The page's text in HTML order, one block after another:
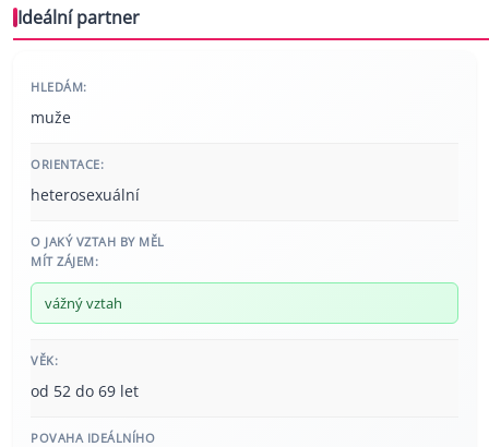
Ideální partner
HLEDÁM:
muže
ORIENTACE:
heterosexuální
O JAKÝ VZTAH BY MĚL
MÍT ZÁJEM:
vážný vztah
VĚK:
od 52 do 69 let
POVAHA IDEÁLNÍHO